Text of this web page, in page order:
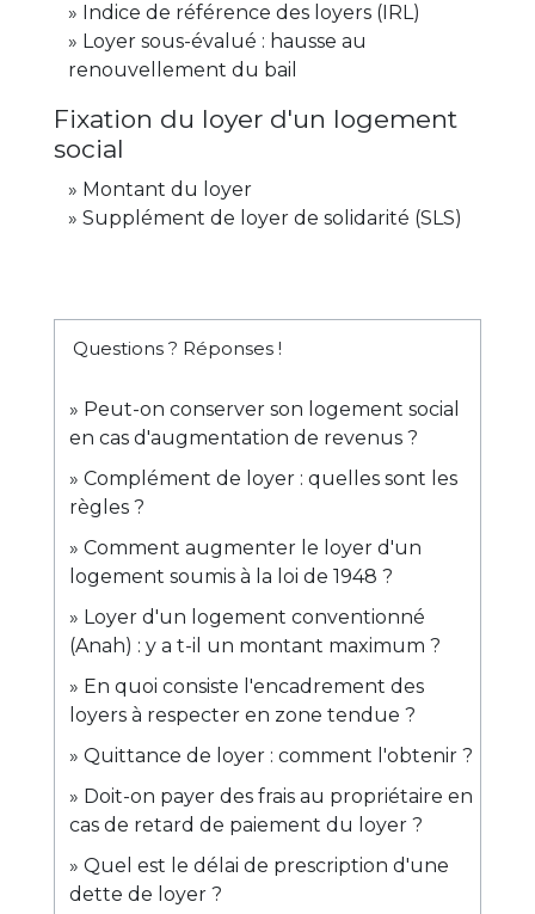
Indice de référence des loyers (IRL)
Loyer sous-évalué : hausse au
renouvellement du bail
Fixation du loyer d'un logement
social
Montant du loyer
Supplément de loyer de solidarité (SLS)
Questions ? Réponses !
Peut-on conserver son logement social
en cas d'augmentation de revenus ?
Complément de loyer : quelles sont les
règles ?
Comment augmenter le loyer d'un
logement soumis à la loi de 1948 ?
Loyer d'un logement conventionné
(Anah) : y a t-il un montant maximum ?
En quoi consiste l'encadrement des
loyers à respecter en zone tendue ?
Quittance de loyer : comment l'obtenir ?
Doit-on payer des frais au propriétaire en
cas de retard de paiement du loyer ?
Quel est le délai de prescription d'une
dette de loyer ?